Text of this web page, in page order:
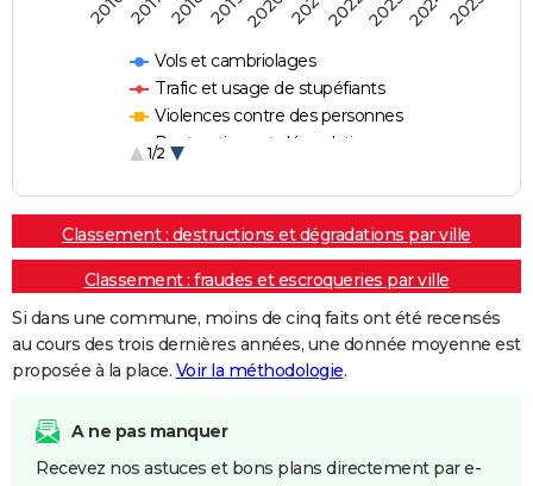
Vols et cambriolages
Trafic et usage de stupéfiants
Violences contre des personnes
Destructions et dégradations
1/2
2020
Classement : destructions et dégradations par ville
Classement : fraudes et escroqueries par ville
Si dans une commune, moins de cinq faits ont été recensés
au cours des trois dernières années, une donnée moyenne est
proposée à la place. Voir la méthodologie.
A ne pas manquer
Recevez nos astuces et bons plans directement par e-